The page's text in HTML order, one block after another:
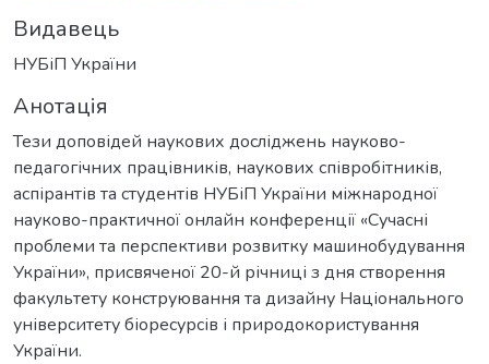
Видавець
НУБіП України
Анотація
Тези доповідей наукових досліджень науково-
педагогічних працівників, наукових співробітників,
аспірантів та студентів НУБіП України міжнародної
науково-практичної онлайн конференції «Сучасні
проблеми та перспективи розвитку машинобудування
України», присвяченої 20-й річниці з дня створення
факультету конструювання та дизайну Національного
університету біоресурсів і природокористування
України.